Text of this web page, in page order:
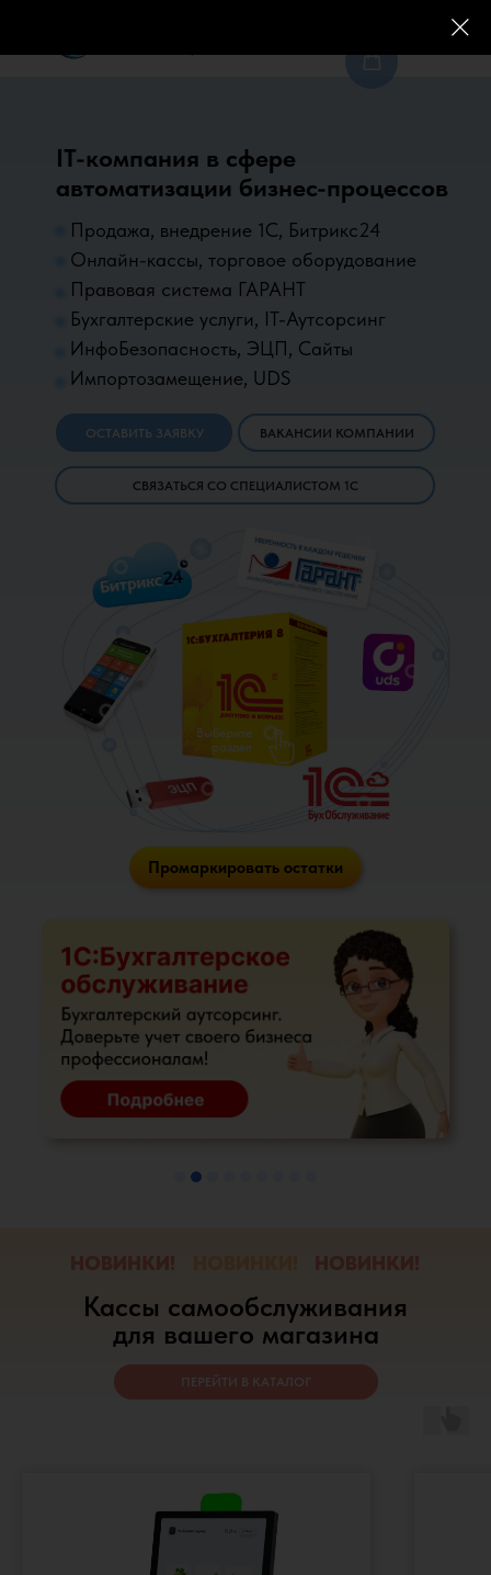
Продукты 1С
Продукты и сервисы 1С
IT-компания в сфере
автоматизации бизнес-процессов
ОСТАВИТЬ ЗАЯВКУ
СВЯЗАТЬСЯ СО СПЕЦИАЛИСТОМ 1С
ВАКАНСИИ КОМПАНИИ
Продажа, внедрение 1С, Битрикс24
Онлайн-кассы, торговое оборудование
Правовая система ГАРАНТ
Бухгалтерские услуги, IT-Аутсорсинг
ИнфоБезопасность, ЭЦП, Сайты
Импортозамещение, UDS
Выберите
раздел
Промаркировать остатки
Кассы самообслуживания
для вашего магазина
ПЕРЕЙТИ В КАТАЛОГ